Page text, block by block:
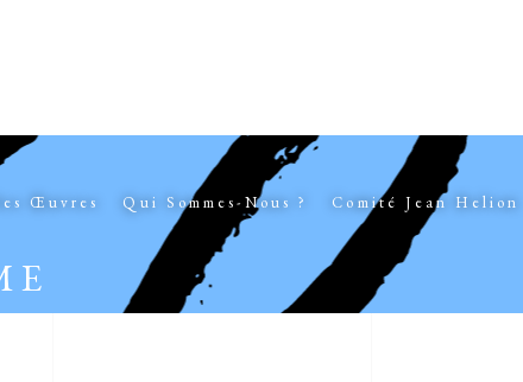
Œuvres Qui Sommes-Nous ? Comité Jean Helion